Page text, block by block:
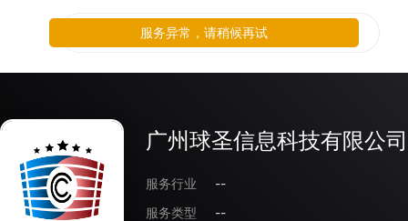
广州球圣信息科技有限公司
服务行业
--
服务类型
--
服务异常，请稍候再试